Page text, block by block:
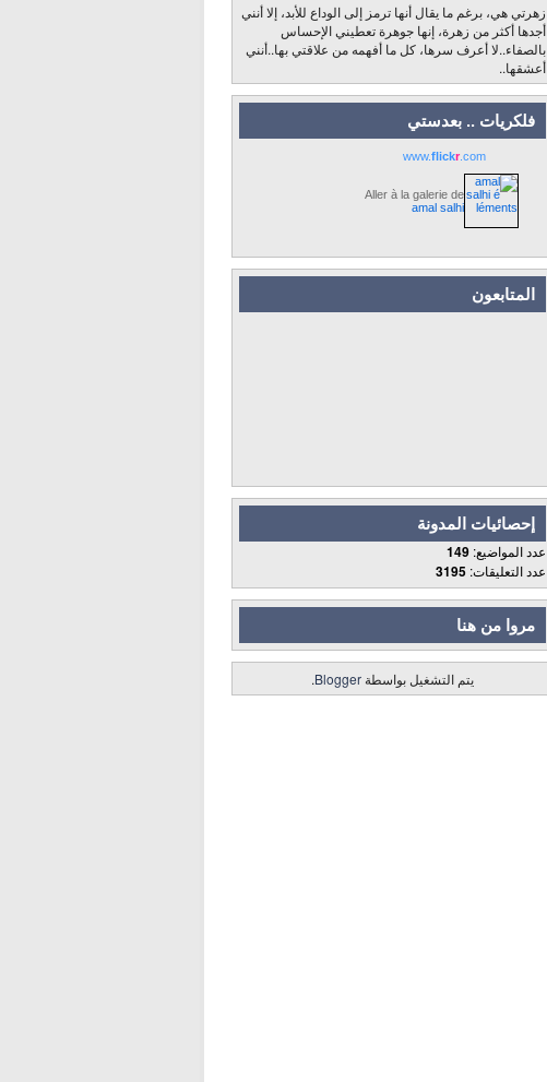
زهرتي هي، برغم ما يقال أنها ترمز إلى الوداع للأبد، إلا أنني
أجدها أكثر من زهرة، إنها جوهرة تعطيني الإحساس
بالصفاء..لا أعرف سرها، كل ما أفهمه من علاقتي بها..أنني
أعشقها..
فلكريات .. بعدستي
www.flickr .com
Aller à la galerie de
amal salhi
المتابعون
إحصائيات المدونة
عدد المواضيع: 149
عدد التعليقات: 3195
مروا من هنا
يتم التشغيل بواسطة Blogger
.